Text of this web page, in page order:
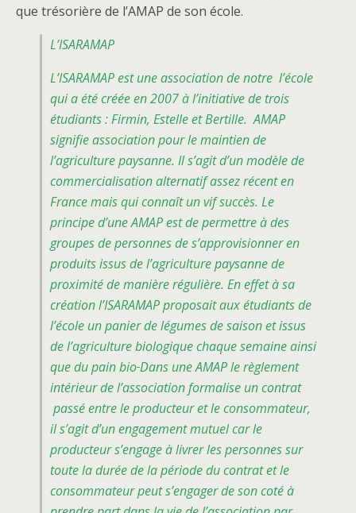
que trésorière de l’AMAP de son école.
L’ISARAMAP
L’ISARAMAP est une association de notre l’école
qui a été créée en 2007 à l’initiative de trois
étudiants : Firmin, Estelle et Bertille. AMAP
signifie association pour le maintien de
l’agriculture paysanne. Il s’agit d’un modèle de
commercialisation alternatif assez récent en
France mais qui connaît un vif succès. Le
principe d’une AMAP est de permettre à des
groupes de personnes de s’approvisionner en
produits issus de l’agriculture paysanne de
proximitéde manière régulière. En effet à sa
création l’ISARAMAP proposait aux étudiants de
l’école un panier de légumes de saison et issus
de l’agriculture biologique chaque semaine ainsi
que du pain bioDans une AMAP le règlement
intérieur de l’association formalise un contrat
passé entre le producteur et le consommateur,
il s’agit d’un engagement mutuel car le
producteur s’engage à livrer les personnes sur
toute la durée de la période du contrat et le
consommateur peut s’engager de son coté à